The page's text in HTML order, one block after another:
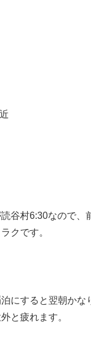
谷村6:30なので、
クです。
にすると翌朝かな
と疲れます。